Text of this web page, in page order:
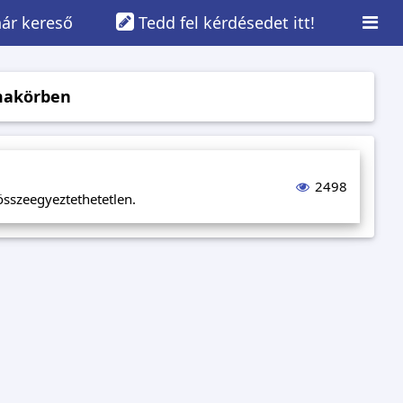
Tedd fel kérdésedet itt!
kereső
2498